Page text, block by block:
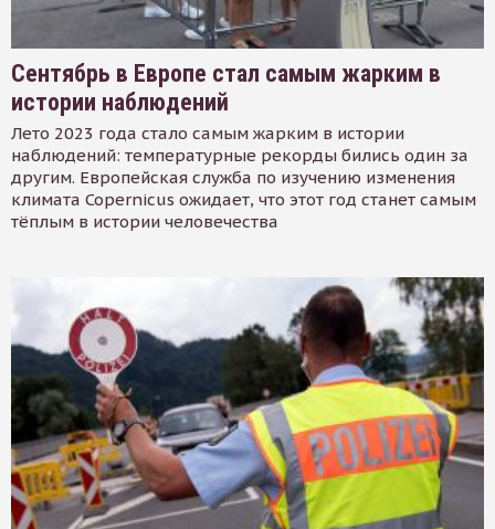
Сентябрь в Европе стал самым жарким в
истории наблюдений
Лето 2023 года стало самым жарким в истории
наблюдений: температурные рекорды бились один за
другим. Европейская служба по изучению изменения
климата Copernicus ожидает, что этот год станет самым
тёплым в истории человечества